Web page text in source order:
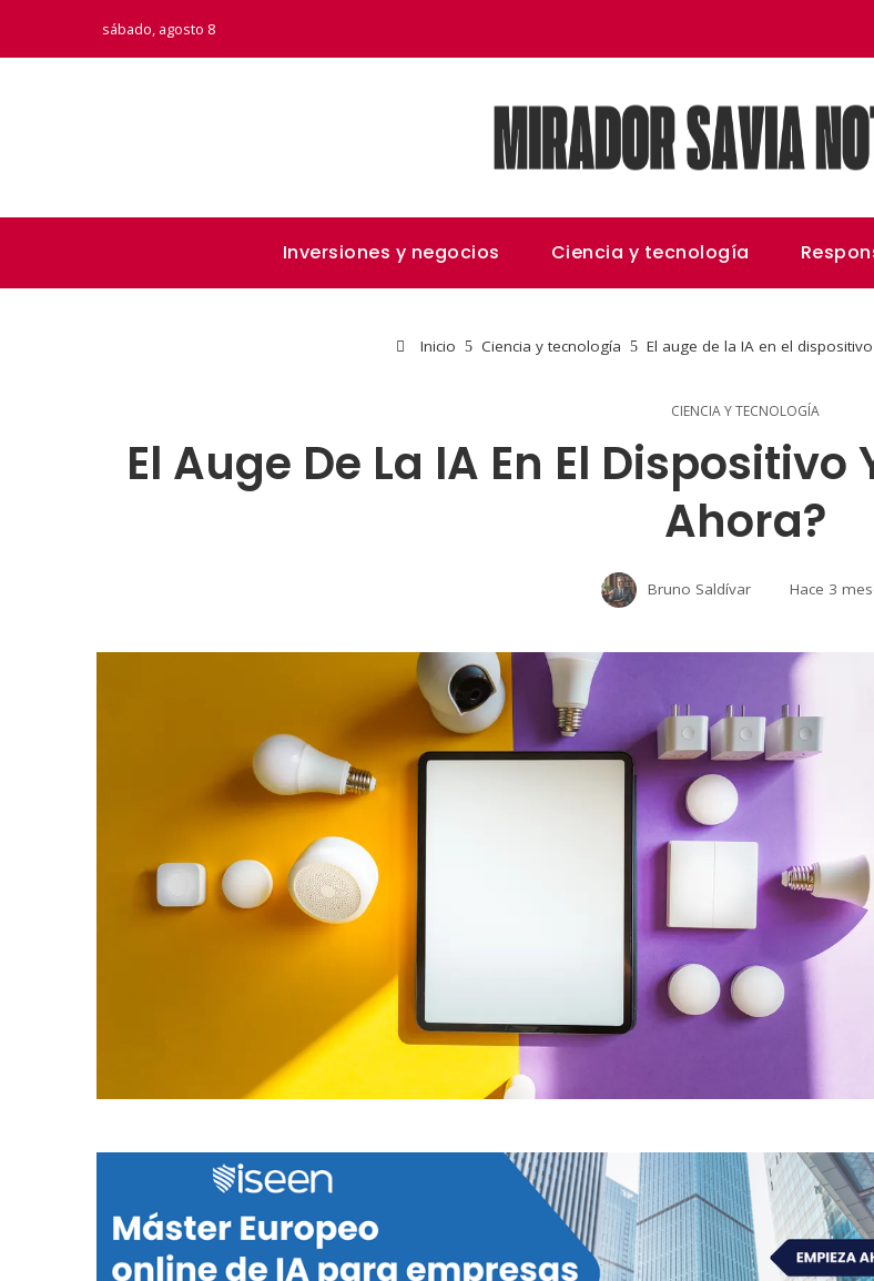
sábado, agosto 8
Inversiones y negocios Ciencia y tecnología
Inicio Ciencia y tecnología El auge de la IA en el
CIENCIA Y TECNOLOGÍA
El Auge De La IA En El Dispositivo
Ahora?
Bruno Saldívar Hace 3